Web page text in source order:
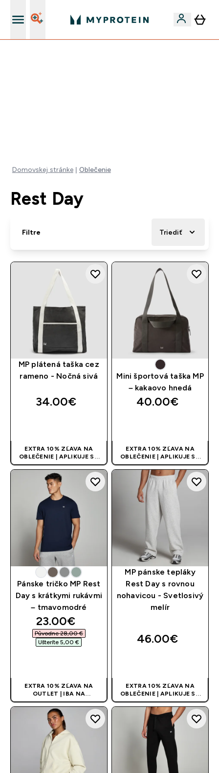
Domovskej stránke Oblečenie
Rest Day
Filtre Triediť
MP plátená taška cez
rameno - Nočná sivá
34.00€‎
EXTRA 10% ZĽAVA NA
OBLEČENIE | APLIKUJE SA
AUTOMATICKY PRI KÚPE 3
KS
Mini športová taška MP
– kakaovo hnedá
40.00€‎
EXTRA 10% ZĽAVA NA
OBLEČENIE | APLIKUJE SA
AUTOMATICKY PRI KÚPE 3
KS
Pánske tričko MP Rest
Day s krátkymi rukávmi
– tmavomodré
discounted price
23.00€‎
Původne 28,00 €‎
Ušteríte 5,00 €‎
EXTRA 10% ZĽAVA NA
OUTLET | IBA NA
OBMEDZENÚ DOBU
MP pánske tepláky
Rest Day s rovnou
nohavicou - Svetlosivý
melír
46.00€‎
EXTRA 10% ZĽAVA NA
OBLEČENIE | APLIKUJE SA
AUTOMATICKY PRI KÚPE 3
KS